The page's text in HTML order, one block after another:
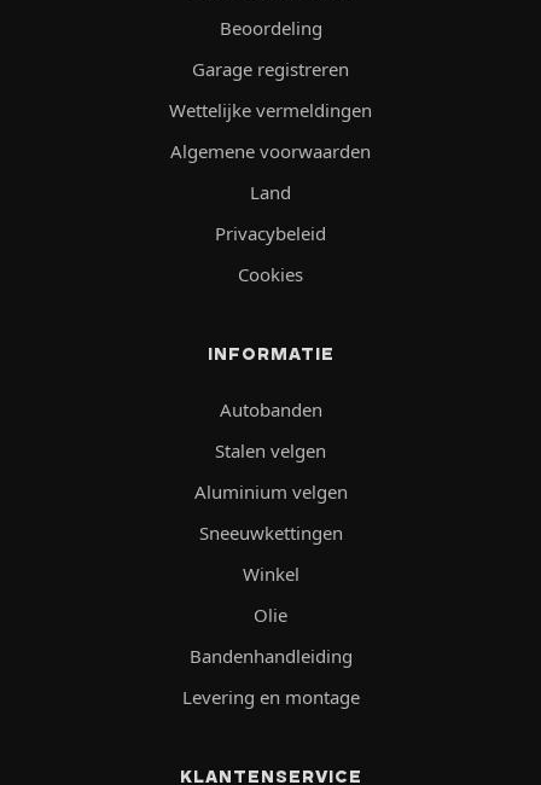
Beoordeling
Garage registreren
Wettelijke vermeldingen
Algemene voorwaarden
Land
Privacybeleid
Cookies
INFORMATIE
Autobanden
Stalen velgen
Aluminium velgen
Sneeuwkettingen
Winkel
Olie
Bandenhandleiding
Levering en montage
KLANTENSERVICE